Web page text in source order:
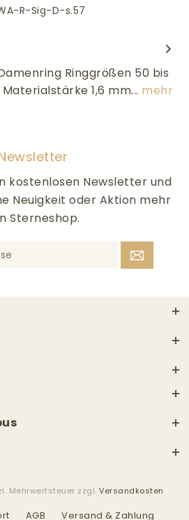
R-Sig-D-s.57
Ringgrößen 50 bis
1,6 mm... mehr
kostenlosen Newsletter und
Neuigkeit oder Aktion mehr
Sterneshop.
Mehrwertsteuer zzgl.Versandkosten
AGB Versand & Zahlung